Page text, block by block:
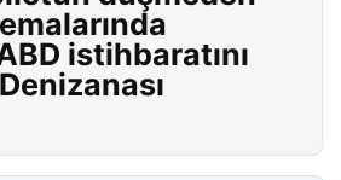
istihbaratını